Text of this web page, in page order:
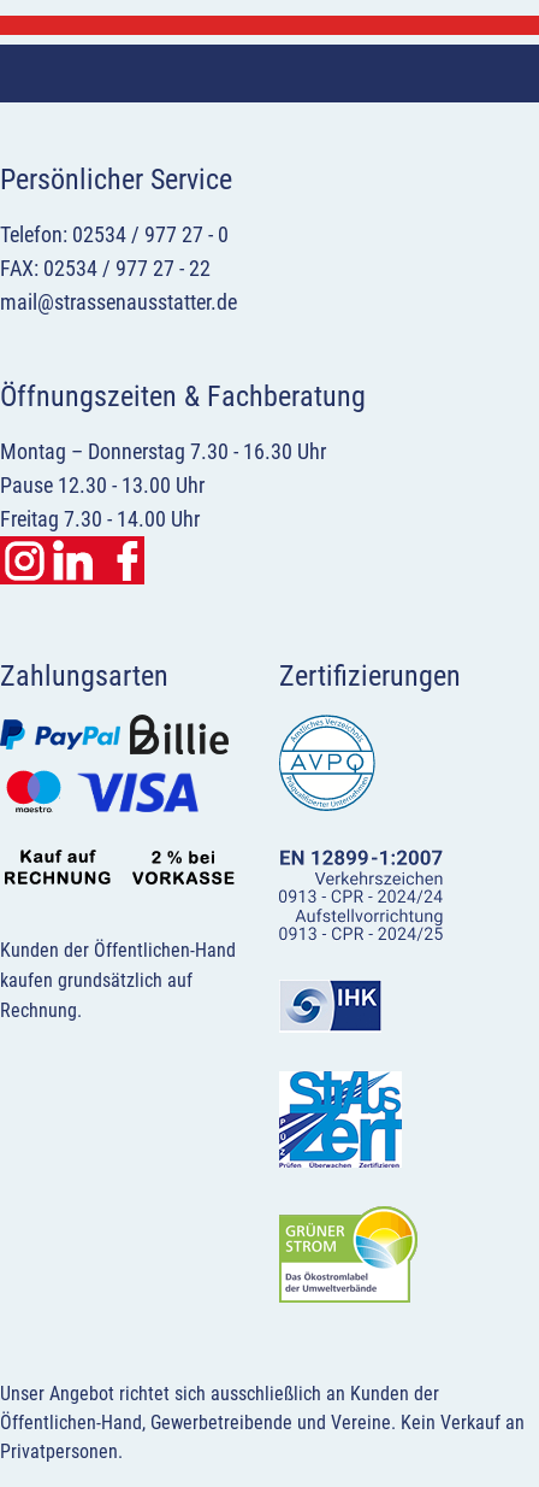
Persönlicher Service
Telefon: 02534 / 977 27 - 0
FAX: 02534 / 977 27 - 22
mail@strassenausstatter.de
Öffnungszeiten & Fachberatung
Montag – Donnerstag 7.30 - 16.30 Uhr
Pause 12.30 - 13.00 Uhr
Freitag 7.30 - 14.00 Uhr
Zahlungsarten
Kunden der Öffentlichen-Hand
kaufen grundsätzlich auf
Rechnung.
Zertifizierungen
Unser Angebot richtet sich ausschließlich an Kunden der
Öffentlichen-Hand, Gewerbetreibende und Vereine. Kein Verkauf an
Privatpersonen.